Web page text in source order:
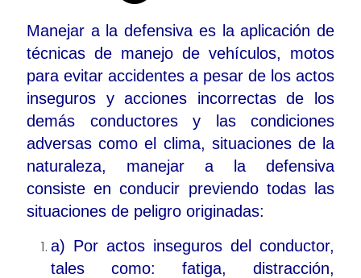
Manejar a la defensiva es la aplicación de
técnicas de manejo de vehículos, motos
para evitar accidentes a pesar de los actos
inseguros y acciones incorrectas de los
demás conductores y las condiciones
adversas como el clima, situaciones de la
naturaleza, manejar a la defensiva
consiste en conducir previendo todas las
situaciones de peligro originadas:
a) Por actos inseguros del conductor,
tales como: fatiga, distracción,